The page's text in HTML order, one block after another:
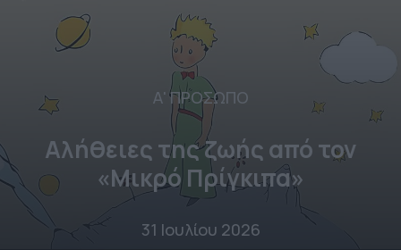
Α' ΠΡΟΣΩΠΟ
Αλήθειες της ζωής από τον
«Μικρό Πρίγκιπα»
31 Ιουλίου 2026